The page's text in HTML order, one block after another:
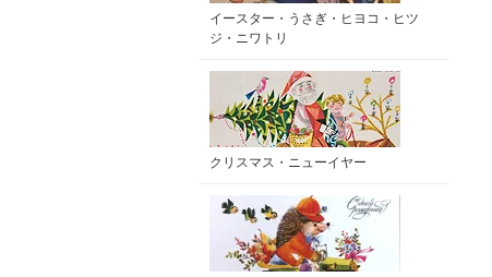
イースター・うさぎ・ヒヨコ・ヒツ
ジ・ニワトリ
クリスマス・ニューイヤー